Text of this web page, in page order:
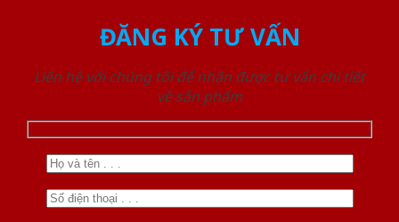
ĐĂNG KÝ TƯ VẤN
Liên hệ với chúng tôi để nhận được tư vấn chi tiết
về sản phẩm